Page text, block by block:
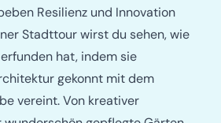
Resilienz und Innovation
Stadttour wirst du sehen, wie
hat, indem sie
gekonnt mit dem
vereint. Von kreativer